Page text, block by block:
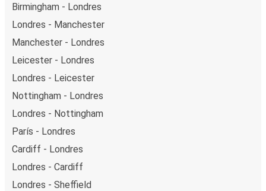
Birmingham - Londres
Londres - Manchester
Manchester - Londres
Leicester - Londres
Londres - Leicester
Nottingham - Londres
Londres - Nottingham
París - Londres
Cardiff - Londres
Londres - Cardiff
Londres - Sheffield